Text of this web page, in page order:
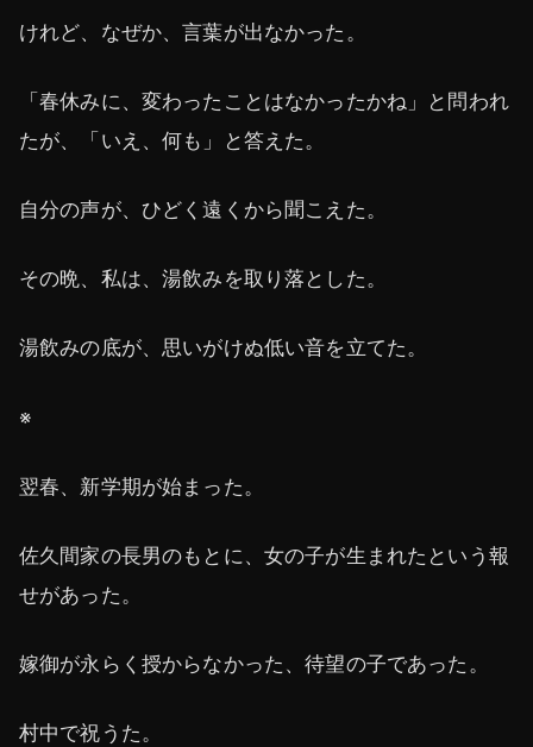
けれど、なぜか、言葉が出なかった。
「春休みに、変わったことはなかったかね」と問われ
たが、「いえ、何も」と答えた。
自分の声が、ひどく遠くから聞こえた。
その晩、私は、湯飲みを取り落とした。
湯飲みの底が、思いがけぬ低い音を立てた。
※
翌春、新学期が始まった。
佐久間家の長男のもとに、女の子が生まれたという報
せがあった。
嫁御が永らく授からなかった、待望の子であった。
村中で祝うた。